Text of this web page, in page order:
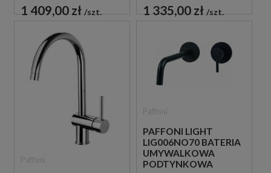
1 409,00 zł szt. 1 335,00 zł szt.
PAFFONI LIGHT
LIG006NO70 BATERIA
UMYWALKOWA
PODTYNKOWA